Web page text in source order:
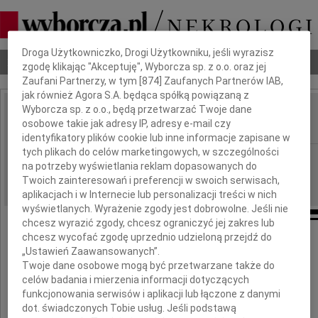
Nekrologi Odeszli Poradnik pogrzebowy
IMIĘ I NAZWISKO: Bożena Kowszewicz
REGION: Warszawa
DATA EMISJI: 25.09.2009
Bożenko
Ty pokazałaś nam, jak kochać życie,
Dbamy o Twoją prywatność
Droga Użytkowniczko, Drogi Użytkowniku, jeśli wyrazisz
zgodę klikając "Akceptuję", Wyborcza sp. z o.o. oraz jej
Zaufani Partnerzy, w tym [874 ] Zaufanych Partnerów IAB,
jak również Agora S.A. będąca spółką powiązaną z
Wyborcza sp. z o.o., będą przetwarzać Twoje dane
osobowe takie jak adresy IP, adresy e-mail czy
identyfikatory plików cookie lub inne informacje zapisane w
tych plikach do celów marketingowych, w szczególności
na potrzeby wyświetlania reklam dopasowanych do
Twoich zainteresowań i preferencji w swoich serwisach,
aplikacjach i w Internecie lub personalizacji treści w nich
wyświetlanych. Wyrażenie zgody jest dobrowolne. Jeśli nie
chcesz wyrazić zgody, chcesz ograniczyć jej zakres lub
chcesz wycofać zgodę uprzednio udzieloną przejdź do
„Ustawień Zaawansowanych”.
Twoje dane osobowe mogą być przetwarzane także do
celów badania i mierzenia informacji dotyczących
funkcjonowania serwisów i aplikacji lub łączone z danymi
dot. świadczonych Tobie usług. Jeśli podstawą